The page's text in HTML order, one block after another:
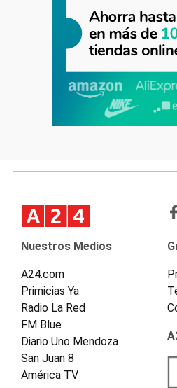
Nuestros Medios
A24.com
Primicias Ya
Radio La Red
FM Blue
Diario Uno Mendoza
San Juan 8
América TV